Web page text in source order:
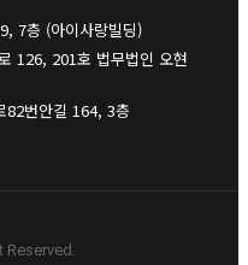
7층 (아이사랑빌딩)
126, 201호 법무법인 오현
82번안길 164, 3층